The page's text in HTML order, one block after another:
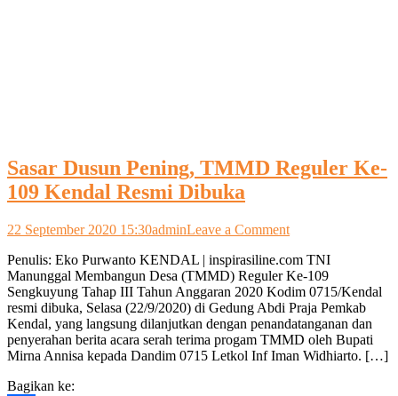
Sasar Dusun Pening, TMMD Reguler Ke-
109 Kendal Resmi Dibuka
22 September 2020 15:30adminLeave a Commenton
Dusun
Pening,
TMMD
Reguler
Ke-
109
Kendal
Penulis: Eko Purwanto KENDAL | inspirasiline.com TNI
Manunggal Membangun Desa (TMMD) Reguler Ke-109
Sengkuyung Tahap III Tahun Anggaran 2020 Kodim 0715/Kendal
resmi dibuka, Selasa (22/9/2020) di Gedung Abdi Praja Pemkab
Kendal, yang langsung dilanjutkan dengan penandatanganan dan
penyerahan berita acara serah terima progam TMMD oleh Bupati
Mirna Annisa kepada Dandim 0715 Letkol Inf Iman Widhiarto. […]
Bagikan ke: